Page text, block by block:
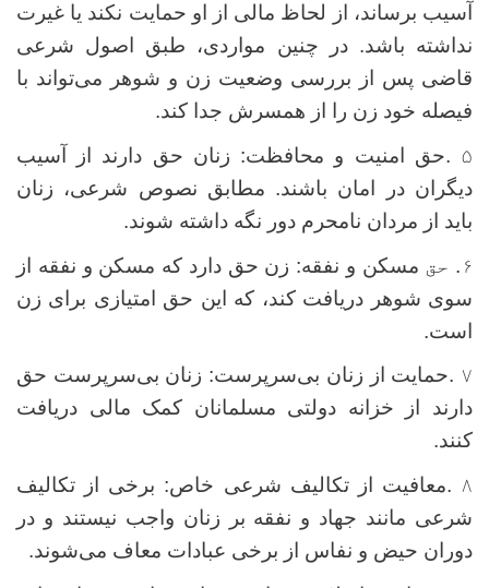
آسیب برساند، از لحاظ مالی از او حمایت نکند یا غیرت
نداشته باشد. در چنین مواردی، طبق اصول شرعی
قاضی پس از بررسی وضعیت زن و شوهر می‌تواند با
فیصله خود زن را از همسرش جدا کند.
۵ .حق امنیت و محافظت: زنان حق دارند از آسیب
دیگران در امان باشند. مطابق نصوص شرعی، زنان
باید از مردان نامحرم دور نگه داشته شوند.
۶. حق
مسکن و نفقه: زن حق دارد که مسکن و نفقه از
سوی شوهر دریافت کند، که این حق امتیازی برای زن
است.
۷ .حمایت از زنان بی‌سرپرست: زنان بی‌سرپرست حق
دارند از خزانه دولتی مسلمانان کمک مالی دریافت
کنند.
۸ .معافیت از تکالیف شرعی خاص: برخی از تکالیف
شرعی مانند جهاد و نفقه بر زنان واجب نیستند و در
دوران حیض و نفاس از برخی عبادات معاف می‌شوند.